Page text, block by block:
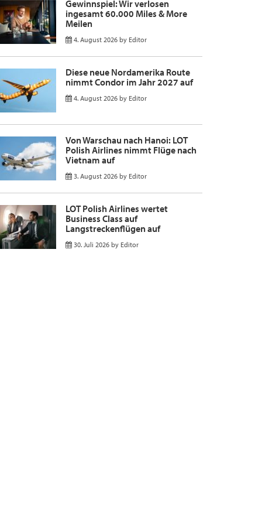
Gewinnspiel: Wir verlosen
ingesamt 60.000 Miles & More
Meilen
4. August 2026 by Editor
Diese neue Nordamerika Route
nimmt Condor im Jahr 2027 auf
4. August 2026 by Editor
Von Warschau nach Hanoi: LOT
Polish Airlines nimmt Flüge nach
Vietnam auf
3. August 2026 by Editor
LOT Polish Airlines wertet
Business Class auf
Langstreckenflügen auf
30. Juli 2026 by Editor